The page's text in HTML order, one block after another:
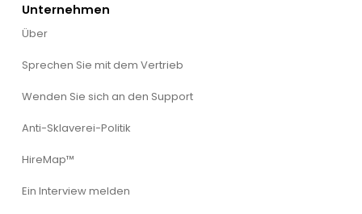
Unternehmen
Über
Sprechen Sie mit dem Vertrieb
Wenden Sie sich an den Support
Anti-Sklaverei-Politik
HireMap™
Ein Interview melden